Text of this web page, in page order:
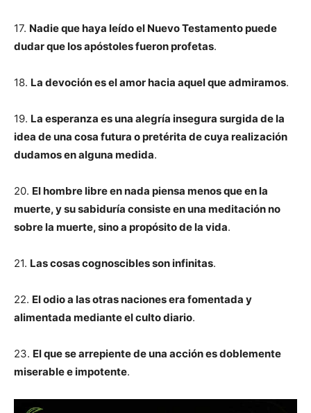
17. Nadie que haya leído el Nuevo Testamento puede
dudar que los apóstoles fueron profetas.
18. La devoción es el amor hacia aquel que admiramos.
19. La esperanza es una alegría insegura surgida de la
idea de una cosa futura o pretérita de cuya realización
dudamos en alguna medida.
20. El hombre libre en nada piensa menos que en la
muerte, y su sabiduría consiste en una meditación no
sobre la muerte, sino a propósito de la vida.
21. Las cosas cognoscibles son infinitas.
22. El odio a las otras naciones era fomentada y
alimentada mediante el culto diario.
23. El que se arrepiente de una acción es doblemente
miserable e impotente.